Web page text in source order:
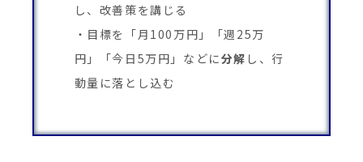
し、改善策を講じる
目標を「月100万円」「週25万
円」「今日5万円」などに分解 し、行
動量に落とし込む